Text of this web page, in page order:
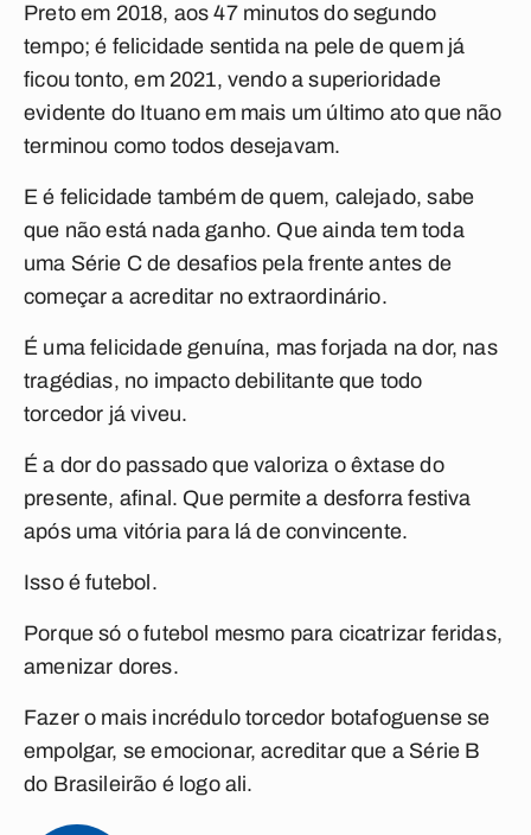
Preto em 2018, aos 47 minutos do segundo
tempo; é felicidade sentida na pele de quem já
ficou tonto, em 2021, vendo a superioridade
evidente do Ituano em mais um último ato que não
terminou como todos desejavam.
E é felicidade também de quem, calejado, sabe
que não está nada ganho. Que ainda tem toda
uma Série C de desafios pela frente antes de
começar a acreditar no extraordinário.
É uma felicidade genuína, mas forjada na dor, nas
tragédias, no impacto debilitante que todo
torcedor já viveu.
É a dor do passado que valoriza o êxtase do
presente, afinal. Que permite a desforra festiva
após uma vitória para lá de convincente.
Isso é futebol.
Porque só o futebol mesmo para cicatrizar feridas,
amenizar dores.
Fazer o mais incrédulo torcedor botafoguense se
empolgar, se emocionar, acreditar que a Série B
do Brasileirão é logo ali.